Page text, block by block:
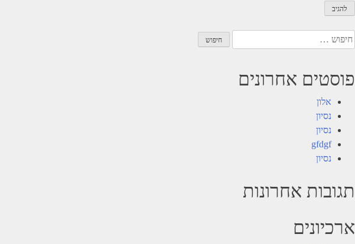
חיפוש:
פוסטים אחרונים
אלון
נסיון
נסיון
gfdgf
נסיון
תגובות אחרונות
ארכיונים